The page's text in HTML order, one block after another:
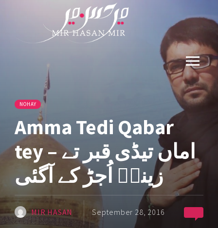
NOHAY
Amma Tedi Qabar
tey – اماں تیڈی قبر تے
زینبؑ اُجڑ کے آگئی
MIR HASAN September 28, 2016